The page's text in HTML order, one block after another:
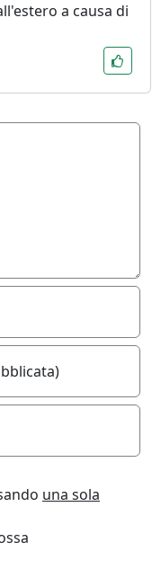
a causa di
una sola